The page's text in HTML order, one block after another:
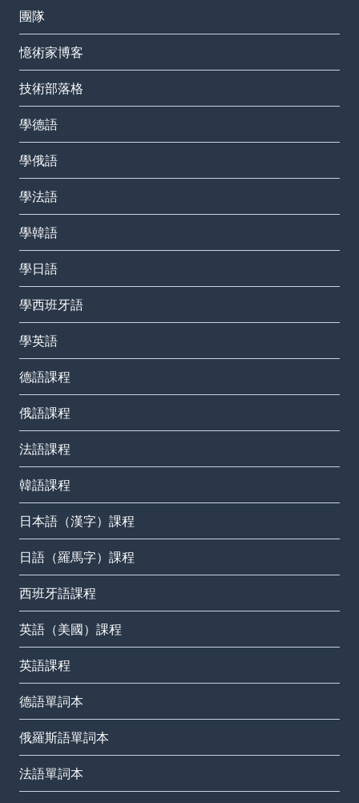
團隊
憶術家博客
技術部落格
學德語
學俄語
學法語
學韓語
學日語
學西班牙語
學英語
德語課程
俄語課程
法語課程
韓語課程
日本語（漢字）課程
日語（羅馬字）課程
西班牙語課程
英語（美國）課程
英語課程
德語單詞本
俄羅斯語單詞本
法語單詞本